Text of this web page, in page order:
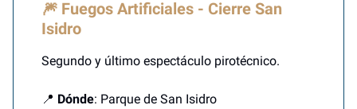
🎆 Fuegos Artificiales - Cierre San
Isidro
Segundo y último espectáculo pirotécnico.
📍 Dónde: Parque de San Isidro